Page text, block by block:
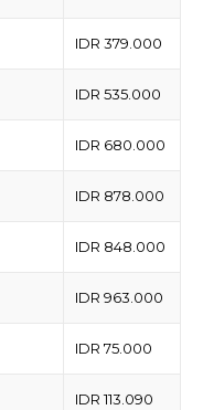
IDR 379.000
IDR 535.000
IDR 680.000
IDR 878.000
IDR 848.000
IDR 963.000
IDR 75.000
IDR 113.090